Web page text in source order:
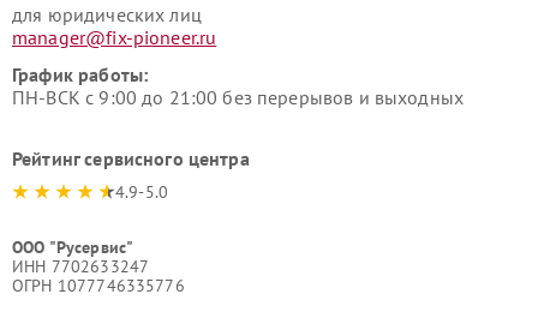
для юридических лиц
manager@fix-pioneer.ru
График работы:
ПН-ВСК с 9:00 до 21:00 без перерывов и выходных
Рейтинг сервисного центра
4.9-5.0
ООО "Русервис"
ИНН 7702633247
ОГРН 1077746335776